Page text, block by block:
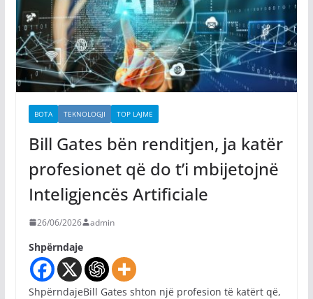
BOTA TEKNOLOGJI TOP LAJME
Bill Gates bën renditjen, ja katër
profesionet që do t’i mbijetojnë
Inteligjencës Artificiale
26/06/2026 admin
Shpërndaje
ShpërndajeBill Gates shton një profesion të katërt që,